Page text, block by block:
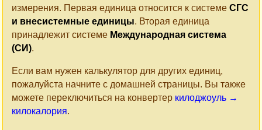
измерения. Первая единица относится к системе СГС
и внесистемные единицы. Вторая единица
принадлежит системе Международная система
(СИ).
Если вам нужен калькулятор для других единиц,
пожалуйста начните с домашней страницы. Вы также
можете переключиться на конвертер килоджоуль →
килокалория.